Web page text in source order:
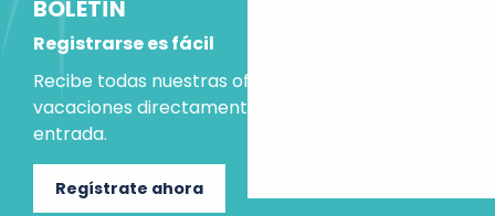
BOLETÍN
Registrarse es fácil
Recibe todas nuestras ofertas e ideas para las
vacaciones directamente en tu bandeja de
entrada.
Regístrate ahora